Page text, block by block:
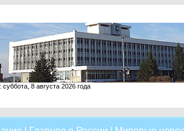
суббота, 8 августа 2026 года